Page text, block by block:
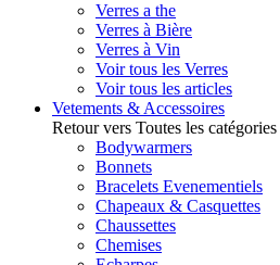
Verres a the
Verres à Bière
Verres à Vin
Voir tous les Verres
Voir tous les articles
Vetements & Accessoires
Retour vers Toutes les catégories
Bodywarmers
Bonnets
Bracelets Evenementiels
Chapeaux & Casquettes
Chaussettes
Chemises